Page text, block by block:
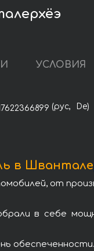
УСЛОВИЯ
(рус, De)
в
от
в себе